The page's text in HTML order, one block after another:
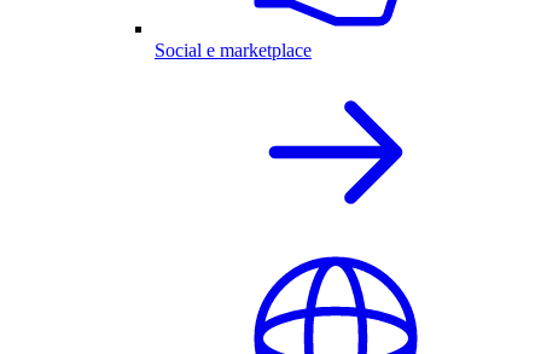
Social e marketplace